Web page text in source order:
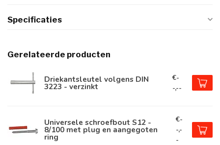
Specificaties
Gerelateerde producten
Driekantsleutel volgens DIN
3223 - verzinkt
€-
-,--
Universele schroefbout S12 -
8/100 met plug en aangegoten
ring
€-
-,-
-